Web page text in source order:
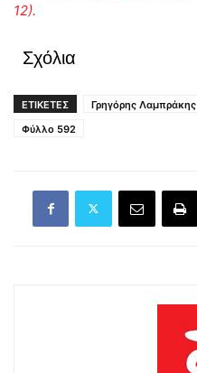
12).
Σχόλια
ΕΤΙΚΕΤΕΣ Γρηγόρης Λαμπράκης
Φύλλο 592